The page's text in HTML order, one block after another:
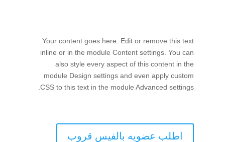
Your content goes here. Edit or remove this text
inline or in the module Content settings. You can
also style every aspect of this content in the
module Design settings and even apply custom
CSS to this text in the module Advanced settings.
اطلب عضويه بالفيس قروب